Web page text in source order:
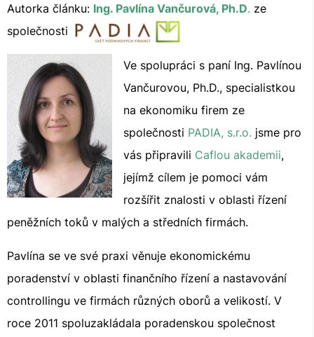
Autorka článku: Ing. Pavlína Vančurová, Ph.D. ze
společnosti
Ve spolupráci s paní Ing. Pavlínou
Vančurovou, Ph.D., specialistkou
na ekonomiku firem ze
společnosti PADIA, s.r.o. jsme pro
vás připravili Caflou akademii,
jejímž cílem je pomoci vám
rozšířit znalosti v oblasti řízení
peněžních toků v malých a středních firmách.
Pavlína se ve své praxi věnuje ekonomickému
poradenství v oblasti finančního řízení a nastavování
controllingu ve firmách různých oborů a velikostí. V
roce 2011 spoluzakládala poradenskou společnost